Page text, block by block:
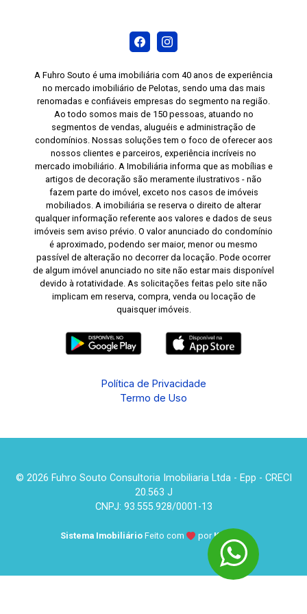
A Fuhro Souto é uma imobiliária com 40 anos de experiência
no mercado imobiliário de Pelotas, sendo uma das mais
renomadas e confiáveis empresas do segmento na região.
Ao todo somos mais de 150 pessoas, atuando no
segmentos de vendas, aluguéis e administração de
condomínios. Nossas soluções tem o foco de oferecer aos
nossos clientes e parceiros, experiência incríveis no
mercado imobiliário. A Imobiliária informa que as mobílias e
artigos de decoração são meramente ilustrativos - não
fazem parte do imóvel, exceto nos casos de imóveis
mobiliados. A imobiliária se reserva o direito de alterar
qualquer informação referente aos valores e dados de seus
imóveis sem aviso prévio. O valor anunciado do condomínio
é aproximado, podendo ser maior, menor ou mesmo
passível de alteração no decorrer da locação. Pode ocorrer
de algum imóvel anunciado no site não estar mais disponível
devido à rotatividade. As solicitações feitas pelo site não
implicam em reserva, compra, venda ou locação de
quaisquer imóveis.
Política de Privacidade
Termo de Uso
© 2026 Fuhro Souto Consultoria Imobiliaria Ltda - Epp - CRECI
20.563 J
CNPJ: 93.555.928/0001-13
Sistema Imobiliário Feito com porKUROLE